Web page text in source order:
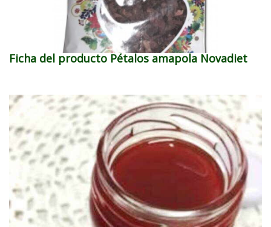
Ficha del producto Pétalos amapola Novadiet